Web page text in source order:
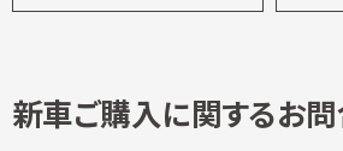
新車ご購入に関するお